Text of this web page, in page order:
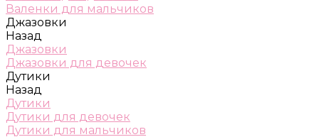
Валенки для мальчиков
Джазовки
Назад
Джазовки
Джазовки для девочек
Дутики
Назад
Дутики
Дутики для девочек
Дутики для мальчиков